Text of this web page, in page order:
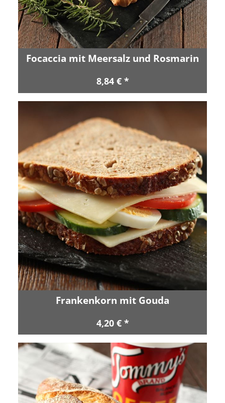
Focaccia mit Meersalz und Rosmarin
8,84 € *
Frankenkorn mit Gouda
4,20 € *